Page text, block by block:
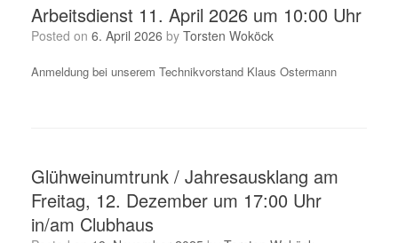
Arbeitsdienst 11. April 2026 um 10:00 Uhr
Posted on 6. April 2026 by Torsten Woköck
Anmeldung bei unserem Technikvorstand Klaus Ostermann
Glühweinumtrunk / Jahresausklang am
Freitag, 12. Dezember um 17:00 Uhr
in/am Clubhaus